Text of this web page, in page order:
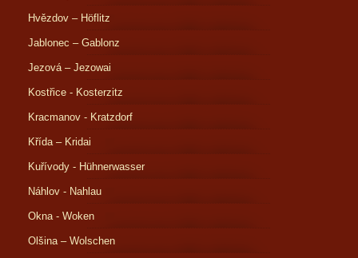
Hvězdov – Höflitz
Jablonec – Gablonz
Jezová – Jezowai
Kostřice - Kosterzitz
Kracmanov - Kratzdorf
Křída – Kridai
Kuřívody - Hühnerwasser
Náhlov - Nahlau
Okna - Woken
Olšina – Wolschen